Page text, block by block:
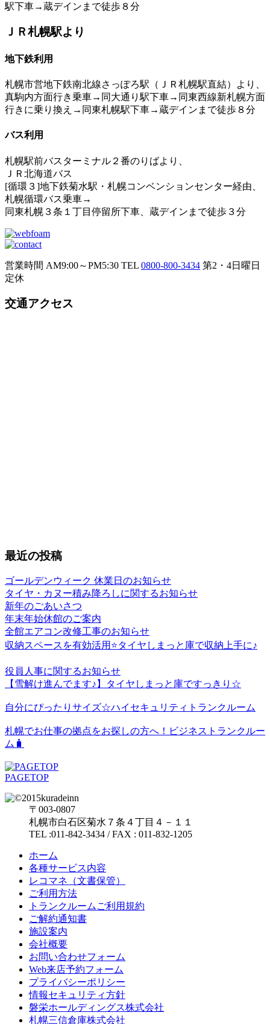
駅下車→蔵デインまで徒歩８分
ＪＲ札幌駅より
地下鉄利用
札幌市営地下鉄南北線さっぽろ駅（ＪＲ札幌駅直結）より、
真駒内方面行き乗車→同大通り駅下車→同東西線新札幌方面
行きに乗り換え→同東札幌駅下車→蔵デインまで徒歩８分
バス利用
札幌駅前バスターミナル２番のりばより、
ＪＲ北海道バス
[循環３]地下鉄菊水駅・札幌コンベンションセンター経由、
札幌循環バス乗車→
同東札幌３条１丁目停留所下車、蔵デインまで徒歩３分
営業時間 AM9:00～PM5:30 TEL 0800-800-3434 第2・4日曜日
定休
交通アクセス
最近の投稿
ゴールデンウィーク 休業日のお知らせ
タイヤ・カヌー積み降ろしに関するお知らせ
新年のごあいさつ
年末年始休館のご案内
全館エアコン改修工事のお知らせ
収納スペースを有効活用⭐️タイヤしまっと庫で収納上手に♪
役員人事に関するお知らせ
【雪解け進んでます♪】タイヤしまっと庫ですっきり☆
自分にぴったりサイズ☆ハイセキュリティトランクルーム
札幌でお仕事の拠点をお探しの方へ！ビジネストランクルー
ム🧳
PAGETOP
〒003-0807
札幌市白石区菊水７条４丁目４－１１
TEL :011-842-3434 / FAX : 011-832-1205
ホーム
各種サービス内容
レコマネ（文書保管）
ご利用方法
トランクルームご利用規約
ご解約通知書
施設案内
会社概要
お問い合わせフォーム
Web来店予約フォーム
プライバシーポリシー
情報セキュリティ方針
磐栄ホールディングス株式会社
札幌三信倉庫株式会社